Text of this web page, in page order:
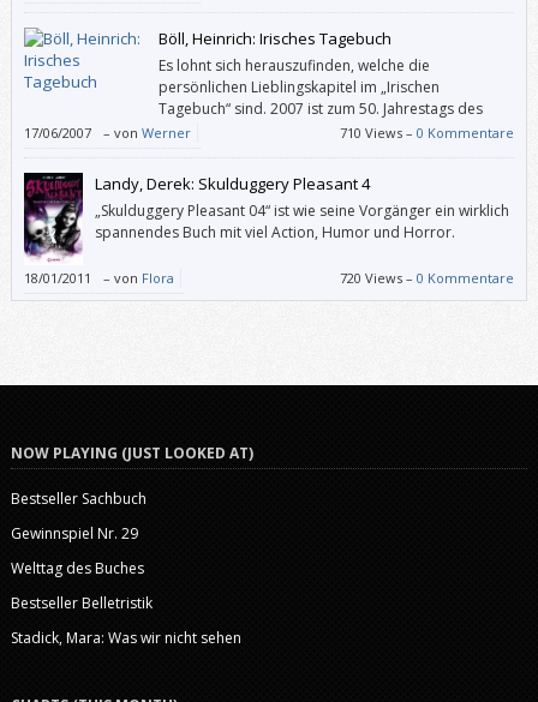
bewussten „verdeutlichenden Lügen“ tatsächlich unterscheiden. Und
wen das außer zum Beispiel einen überambitionierten Faktenchecker
überhaupt kümmert.
Böll, Heinrich: Irisches Tagebuch
Es lohnt sich herauszufinden, welche die
persönlichen Lieblingskapitel im „Irischen
Tagebuch“ sind. 2007 ist zum 50. Jahrestags des
Erscheinens beim Verlag Kiepenheuer & Witsch eine
Sonderausgabe mit zahlreichen Fotos erschienen. Aber auch die
normale Ausgabe ist reizvoll: Sie hat die dtv-Nummer 1.
17/06/2007 – von Werner 710 Views –0 Kommentare
Landy, Derek: Skulduggery Pleasant 4
„Skulduggery Pleasant 04“ ist wie seine Vorgänger ein wirklich
spannendes Buch mit viel Action, Humor und Horror.
18/01/2011 – von Flora 720 Views –0 Kommentare
NOW PLAYING (JUST LOOKED AT)
Bestseller Sachbuch
Gewinnspiel Nr. 29
Welttag des Buches
Bestseller Belletristik
Stadick, Mara: Was wir nicht sehen